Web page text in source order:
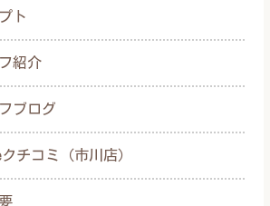
ト
紹介
ブログ
チコミ（市川店）